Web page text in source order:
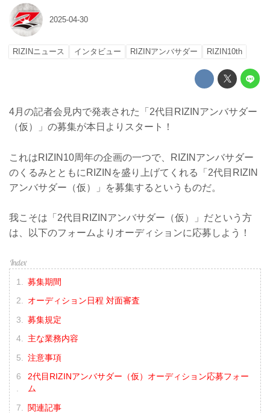
2025-04-30
RIZINニュース インタビュー RIZINアンバサダー RIZIN10th
4月の記者会見内で発表された「2代目RIZINアンバサダー
（仮）」の募集が本日よりスタート！
これはRIZIN10周年の企画の一つで、RIZINアンバサダー
のくるみとともにRIZINを盛り上げてくれる「2代目RIZIN
アンバサダー（仮）」を募集するというものだ。
我こそは「2代目RIZINアンバサダー（仮）」だという方
は、以下のフォームよりオーディションに応募しよう！
募集期間
オーディション日程 対面審査
募集規定
主な業務内容
注意事項
2代目RIZINアンバサダー（仮）オーディション応募フォー
ム
関連記事